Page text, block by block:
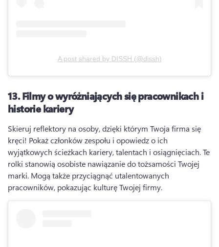
A post shared by DISSH (@dissh)
13.Filmy o wyróżniających się pracownikach i
historie kariery
Skieruj reflektory na osoby, dzięki którym Twoja firma się
kręci! Pokaż członków zespołu i opowiedz o ich
wyjątkowych ścieżkach kariery, talentach i osiągnięciach. Te
rolki stanowią osobiste nawiązanie do tożsamości Twojej
marki. Mogą także przyciągnąć utalentowanych
pracowników, pokazując kulturę Twojej firmy.